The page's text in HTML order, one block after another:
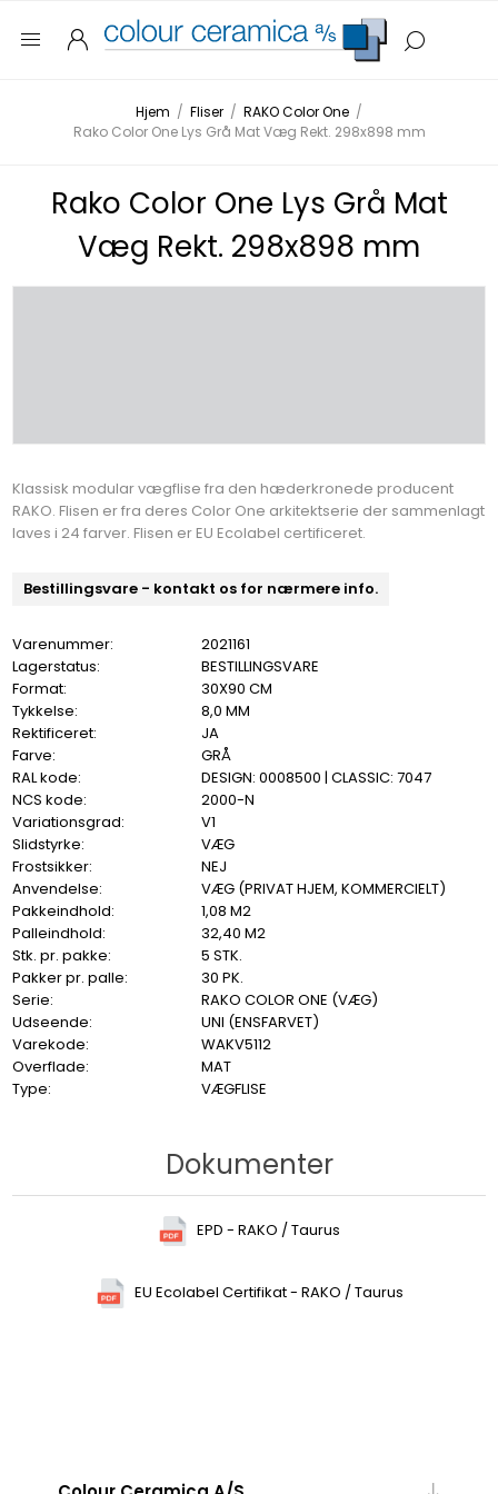
Hjem / Fliser / RAKO Color One /
Rako Color One Lys Grå Mat Væg Rekt. 298x898 mm
Rako Color One Lys Grå Mat
Væg Rekt. 298x898 mm
Klassisk modular vægflise fra den hæderkronede producent
RAKO. Flisen er fra deres Color One arkitektserie der sammenlagt
laves i 24 farver. Flisen er EU Ecolabel certificeret.
Bestillingsvare - kontakt os for nærmere info.
Varenummer:
2021161
Lagerstatus:
BESTILLINGSVARE
Format:
30X90 CM
Tykkelse:
8,0 MM
Rektificeret:
JA
Farve:
GRÅ
RAL kode:
DESIGN: 0008500 | CLASSIC: 7047
NCS kode:
2000-N
Variationsgrad:
V1
Slidstyrke:
VÆG
Frostsikker:
NEJ
Anvendelse:
VÆG (PRIVAT HJEM, KOMMERCIELT)
Pakkeindhold:
1,08 M2
Palleindhold:
32,40 M2
Stk. pr. pakke:
5 STK.
Pakker pr. palle:
30 PK.
Serie:
RAKO COLOR ONE (VÆG)
Udseende:
UNI (ENSFARVET)
Varekode:
WAKV5112
Overflade:
MAT
Type:
VÆGFLISE
Dokumenter
EPD - RAKO / Taurus
EU Ecolabel Certifikat - RAKO / Taurus